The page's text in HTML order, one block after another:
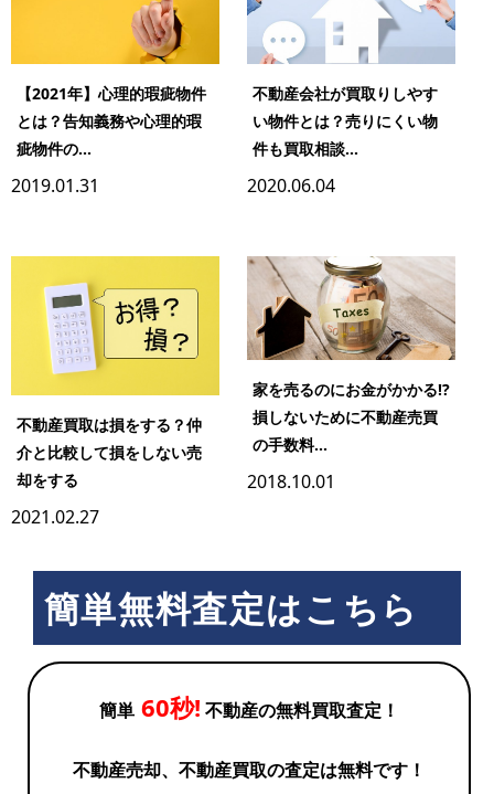
【2021年】心理的瑕疵物件
とは？告知義務や心理的瑕
疵物件の...
2019.01.31
不動産会社が買取りしやす
い物件とは？売りにくい物
件も買取相談...
2020.06.04
不動産買取は損をする？仲
介と比較して損をしない売
却をする
2021.02.27
家を売るのにお金がかかる!?
損しないために不動産売買
の手数料...
2018.10.01
簡単無料査定はこちら
簡単 60秒! 不動産の無料買取査定！
不動産売却、不動産買取の査定は無料です！